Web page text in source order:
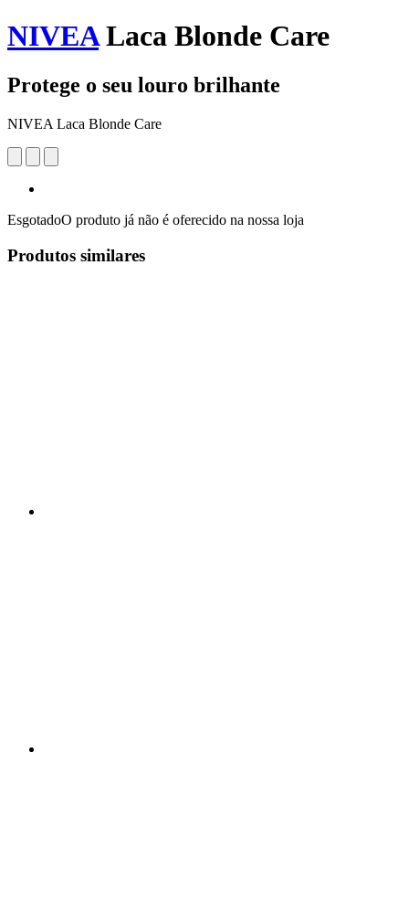
NIVEALaca Blonde Care
Protege o seu louro brilhante
NIVEA Laca Blonde Care
EsgotadoO produto já não é oferecido na nossa loja
Produtos similares